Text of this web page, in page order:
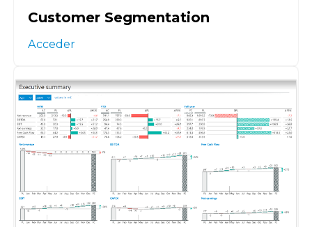
Customer Segmentation
Acceder